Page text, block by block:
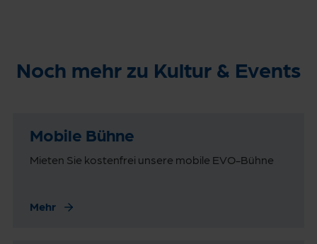
Noch mehr zu Kultur & Events
Mobile Bühne
Mieten Sie kostenfrei unsere mobile EVO-Bühne
Mehr